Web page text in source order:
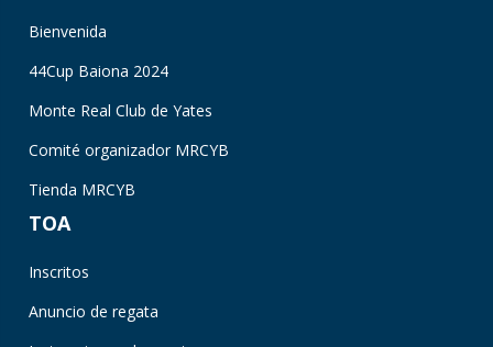
Bienvenida
44Cup Baiona 2024
Monte Real Club de Yates
Comité organizador MRCYB
Tienda MRCYB
TOA
Inscritos
Anuncio de regata